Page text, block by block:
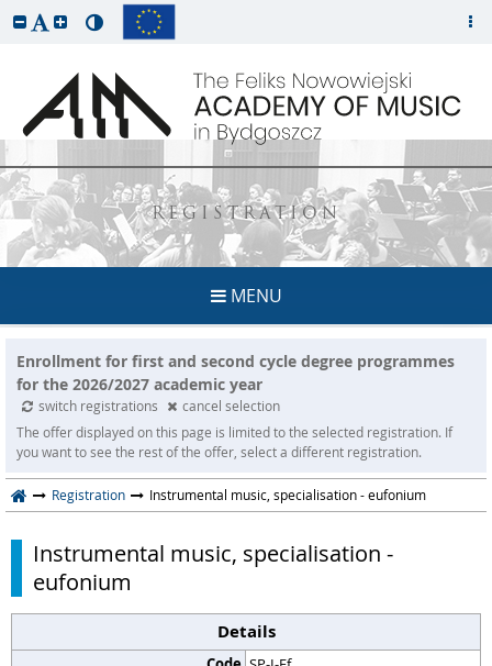
REGISTRATION
MENU
Enrollment for first and second cycle degree programmes
for the 2026/2027 academic year
switch registrations
cancel selection
The offer displayed on this page is limited to the selected registration. If
you want to see the rest of the offer, select a different registration.
Registration Instrumental music, specialisation - eufonium
Instrumental music, specialisation -
eufonium
Details